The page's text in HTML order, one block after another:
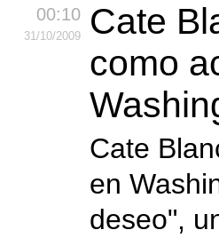
00:10
31/10/2009
Cate
como
Cate
en
deseo",